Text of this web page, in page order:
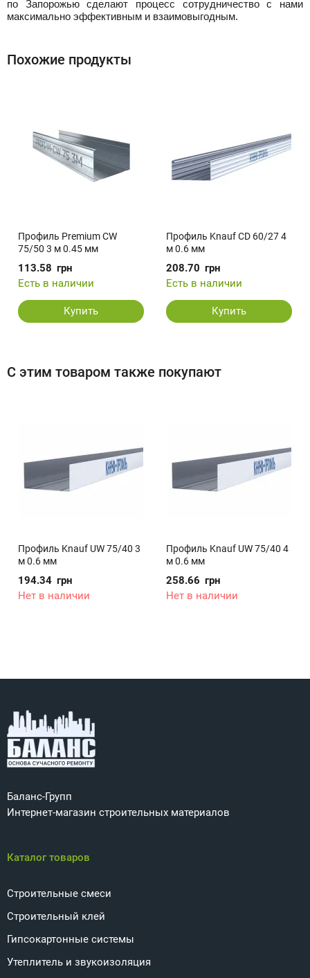
по Запорожью сделают процесс сотрудничество с нами
максимально эффективным и взаимовыгодным.
Похожие продукты
Профиль Premium CW
75/50 3 м 0.45 мм
113.58 грн
Есть в наличии
Купить
Профиль Knauf CD 60/27 4
м 0.6 мм
208.70 грн
Есть в наличии
Купить
С этим товаром также покупают
Профиль Knauf UW 75/40 3
м 0.6 мм
194.34 грн
Нет в наличии
Профиль Knauf UW 75/40 4
м 0.6 мм
258.66 грн
Нет в наличии
Баланс-Групп
Интернет-магазин строительных материалов
Каталог товаров
Строительные смеси
Строительный клей
Гипсокартонные системы
Утеплитель и звукоизоляция